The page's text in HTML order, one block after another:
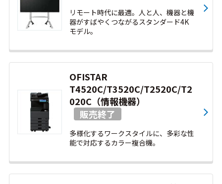
リモート時代に最適。人と人、機器と機
器がすばやくつながるスタンダード4K
モデル。
OFISTAR
T4520C/T3520C/T2520C/T2
020C（情報機器）
多様化するワークスタイルに、多彩な性
能で対応するカラー複合機。